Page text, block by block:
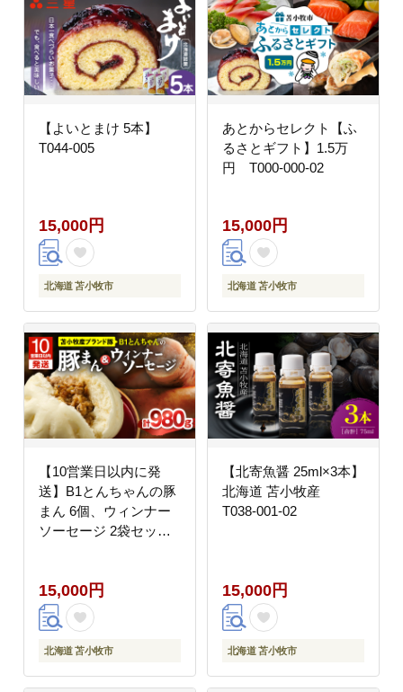
【よいとまけ 5本】
T044-005
15,000円
北海道 苫小牧市
あとからセレクト【ふ
るさとギフト】1.5万
円 T000-000-02
15,000円
北海道 苫小牧市
【10営業日以内に発
送】B1とんちゃんの豚
まん 6個、ウィンナー
ソーセージ 2袋セッ
15,000円
北海道 苫小牧市
【北寄魚醤 25ml×3本】
北海道 苫小牧産
T038-001-02
15,000円
北海道 苫小牧市